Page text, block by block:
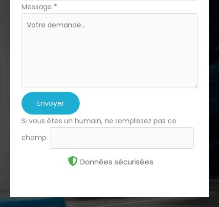
Message *
Envoyer
Si vous êtes un humain, ne remplissez pas ce
champ.
Données sécurisées